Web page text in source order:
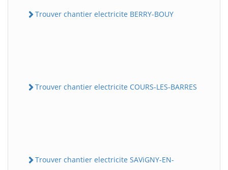
Trouver chantier electricite BERRY-BOUY
Trouver chantier electricite COURS-LES-BARRES
Trouver chantier electricite SAViGNY-EN-